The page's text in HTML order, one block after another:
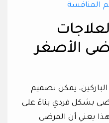
المنافسة
الأصغر
يمكن تصميم
بشكل فردي بناءً على
يعني أن المرضى